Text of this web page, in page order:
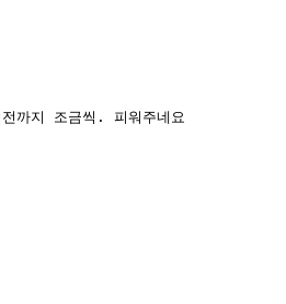
까지 조금씩. 피워주네요